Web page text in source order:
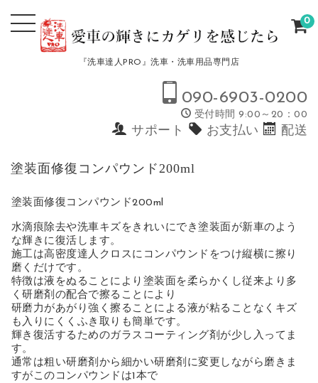
『洗車達人PRO』洗車・洗車用品専門店
090-6903-0200
受付時間 9:00～20：00
サポート お支払い 配送
0
塗装面修復コンパウンド200ml
塗装面修復コンパウンド200ml
水滴痕除去や洗車キズをきれいにでき塗装面が新車のよう
な輝きに復活します。
施工は高密度達人クロスにコンパウンドをつけ縦横に擦り
磨くだけです。
特徴は液をぬることにより塗装面を柔らかくし従来より多
く研磨剤の配合で擦ることにより
研磨力があがり強く擦ることによる液が粘ることなくキズ
も入りにくくふき取りも簡単です。
輝き復活するためのガラスコーティング剤が少し入ってま
す。
通常は粗い研磨剤から細かい研磨剤に変更しながら磨きま
すがこのコンパウンドは1本で